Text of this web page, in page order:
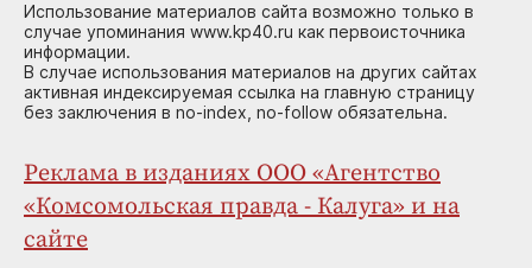
Использование материалов сайта возможно только в
случае упоминания www.kp40.ru как первоисточника
информации.
В случае использования материалов на других сайтах
активная индексируемая ссылка на главную страницу
без заключения в no-index, no-follow обязательна.
Реклама в изданиях ООО «Агентство
«Комсомольская правда - Калуга» и на
сайте